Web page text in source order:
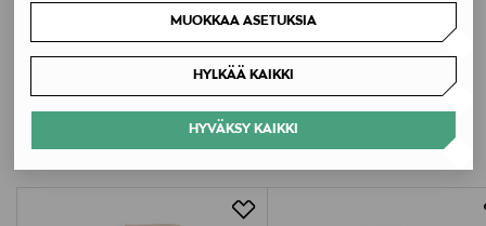
MUOKKAA ASETUKSIA
HYLKÄÄ KAIKKI
HYVÄKSY KAIKKI
Valmistajan tuotenumero
NA3434
Valmistaja
Transmeri Oy
LISÄÄ KIINNOSTAVIA
TUOTTEITA